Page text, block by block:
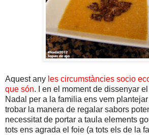
Aquest any les circumstàncies socio
que són. I en el moment de dissenyar
Nadal per a la familia ens vem
trobar la manera de regalar sabors
necessitat de portar a taula elements
tots ens agrada el foie (a tots els de la